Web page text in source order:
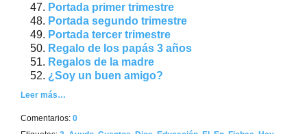
Portada primer trimestre
Portada segundo trimestre
Portada tercer trimestre
Regalo de los papás 3 años
Regalos de la madre
¿Soy un buen amigo?
Leer más…
Comentarios: 0